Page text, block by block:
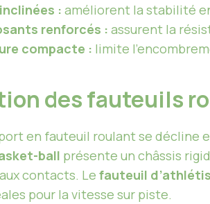
: améliorent la stabilité
renforcés : assurent la
compacte : limite
des fauteuils
en fauteuil roulant se
ball présente un châssis
contacts. Le fauteuil
pour la vitesse sur piste.